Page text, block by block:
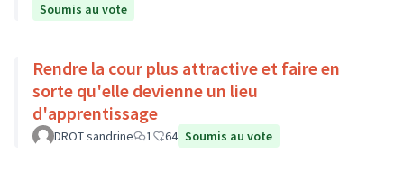
Soumis au vote
Rendre la cour plus attractive et faire en
sorte qu'elle devienne un lieu
d'apprentissage
DROT sandrine 1 64 Soumis au vote